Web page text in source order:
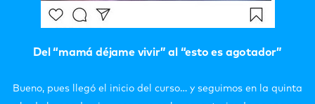
Del “mamá déjame vivir” al “esto es agotador”
Bueno, pues llegó el inicio del curso… y seguimos en la quinta